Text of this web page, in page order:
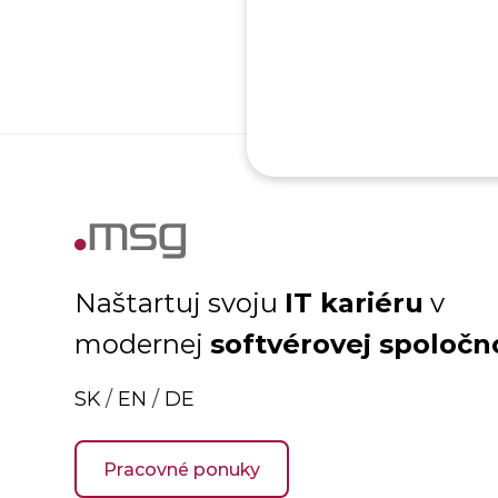
Naštartuj svoju IT kariéru v
modernejsoftvérovej
SK / EN / DE
Pracovné ponuky